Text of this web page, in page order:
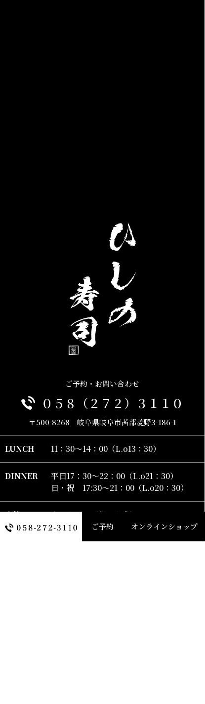
ひしの寿司フェイスブック
ひしの寿司インスタグラム
ご予約・お問い合わせ
０５８（２７２）３１１０
〒500-8268 岐阜県岐阜市茜部菱野3-186-1
LUNCH 11：30～14：00（L.o13：30）
DINNER
平日17：30～22：00（L.o21：30）
日・祝 17:30～21：00（L.o20：30）
定休日
火・水曜日（祝日営業）
※宴会場はご予約時は営業致します。
ご予約 オンラインショップ